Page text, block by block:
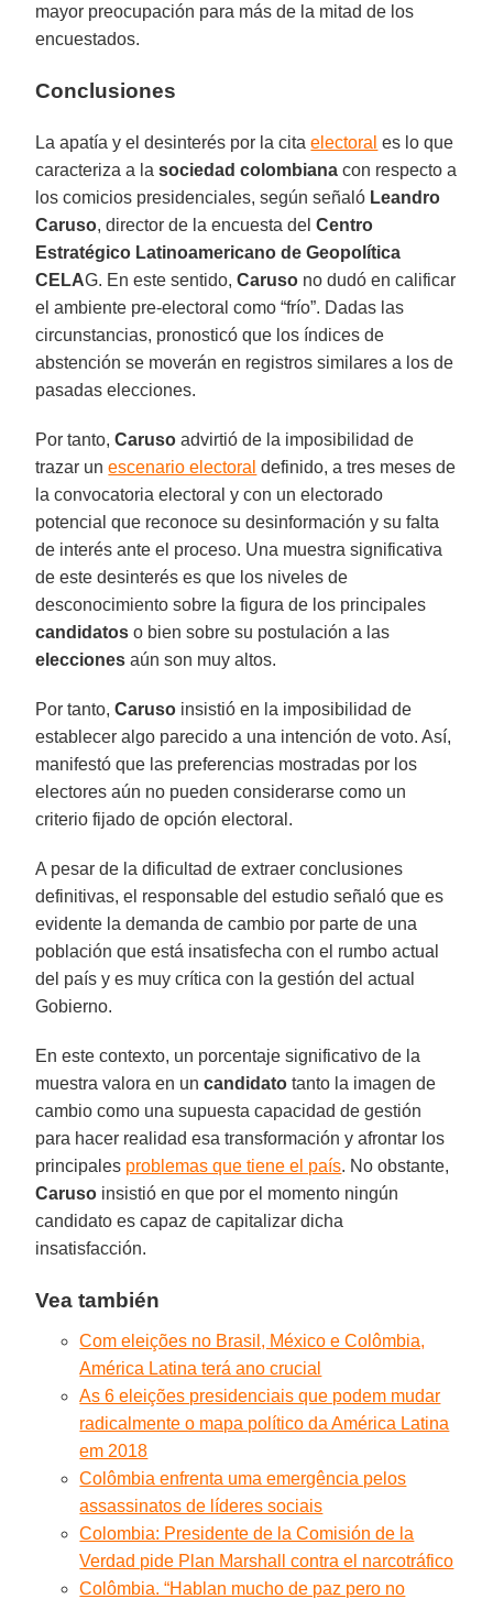
mayor preocupación para más de la mitad de los
encuestados.
Conclusiones
La apatía y el desinterés por la citaelectoral es lo que
caracteriza a lasociedad colombiana con respecto a
los comicios presidenciales, según señaló Leandro
Caruso, director de la encuesta delCentro
Estratégico Latinoamericano de Geopolítica
CELAG. En este sentido,Caruso no dudó en calificar
el ambiente pre-electoral como “frío”. Dadas las
circunstancias, pronosticó que los índices de
abstención se moverán en registros similares a los de
pasadas elecciones.
Por tanto,Caruso advirtió de la imposibilidad de
trazar unescenario electoral definido, a tres meses de
la convocatoria electoral y con un electorado
potencial que reconoce su desinformación y su falta
de interés ante el proceso. Una muestra significativa
de este desinterés es que los niveles de
desconocimiento sobre la figura de los principales
candidatos o bien sobre su postulación a las
elecciones aún son muy altos.
Por tanto,Caruso insistió en la imposibilidad de
establecer algo parecido a una intención de voto. Así,
manifestó que las preferencias mostradas por los
electores aún no pueden considerarse como un
criterio fijado de opción electoral.
A pesar de la dificultad de extraer conclusiones
definitivas, el responsable del estudio señaló que es
evidente la demanda de cambio por parte de una
población que está insatisfecha con el rumbo actual
del país y es muy crítica con la gestión del actual
Gobierno.
En este contexto, un porcentaje significativo de la
muestra valora en uncandidato tanto la imagen de
cambio como una supuesta capacidad de gestión
para hacer realidad esa transformación y afrontar los
principales problemas que tiene el país. No obstante,
Caruso insistió en que por el momento ningún
candidato es capaz de capitalizar dicha
insatisfacción.
Vea también
Com eleições no Brasil, México e Colômbia,
América Latina terá ano crucial
As 6 eleições presidenciais que podem mudar
radicalmente o mapa político da América Latina
em 2018
Colômbia enfrenta uma emergência pelos
assassinatos de líderes sociais
Colombia: Presidente de la Comisión de la
Verdad pide Plan Marshall contra el narcotráfico
Colômbia. “Hablan mucho de paz pero no